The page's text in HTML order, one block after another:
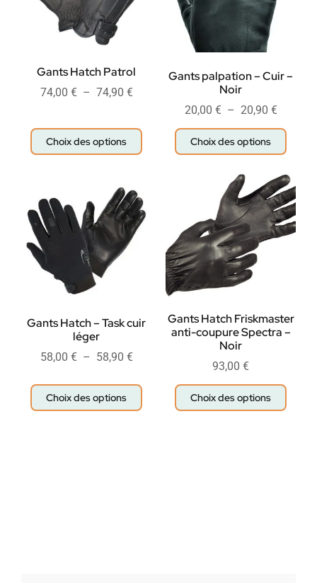
Gants Hatch Patrol
74,00 € – 74,90 €
Choix des options
Gants palpation – Cuir –
Noir
20,00 € – 20,90 €
Choix des options
Gants Hatch – Task cuir
léger
58,00 € – 58,90 €
Choix des options
Gants Hatch Friskmaster
anti-coupure Spectra –
Noir
93,00 €
Choix des options